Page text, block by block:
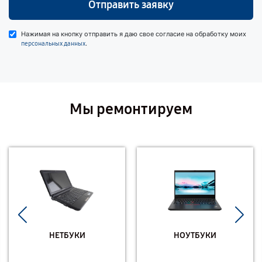
Отправить заявку
Нажимая на кнопку отправить я даю свое согласие на обработку моих
персональных данных.
Мы ремонтируем
НЕТБУКИ НОУТБУКИ